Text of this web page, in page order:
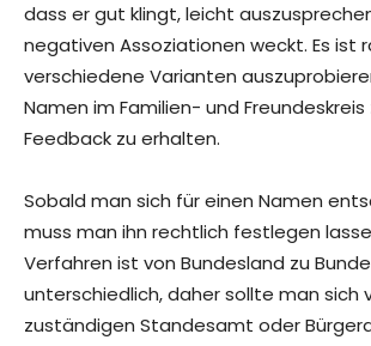
dass er gut klingt, leicht
negativen Assoziationen weckt. Es ist
verschiedene Varianten
Namen im Familien- und
Feedback zu erhalten.
Sobald man sich für einen Namen
muss man ihn rechtlich festlegen
Verfahren ist von Bundesland zu
unterschiedlich, daher sollte man sich
zuständigen Standesamt oder